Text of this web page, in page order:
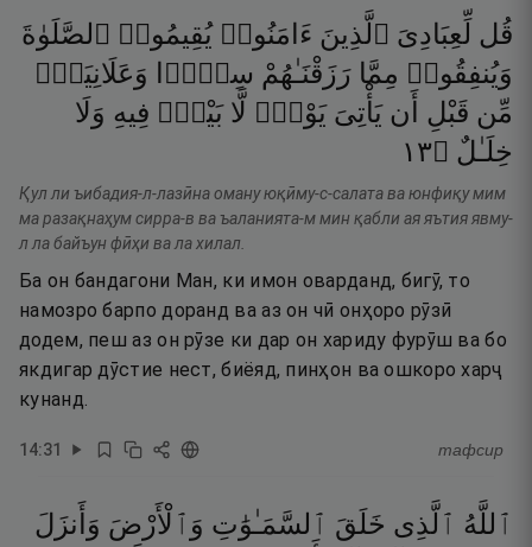
قُل لِّعِبَادِىَ ٱلَّذِينَ ءَامَنُوا۟ يُقِيمُوا۟ ٱلصَّلَوٰةَ
وَيُنفِقُوا۟ مِمَّا رَزَقْنَـٰهُمْ سِرًّۭا
وَعَلَانِيَةًۭ
مِّن قَبْلِ أَن يَأْتِىَ يَوْمٌۭ لَّا بَيْعٌۭ فِيهِ وَلَا
خِلَـٰلٌ ۝٣١
Қул ли ъибадия-л-лазӣна оману юқӣму-с-салата ва юнфиқу мим
ма разақнаҳум сирра-в ва ъаланията-м мин қабли ая яътия явму-
л ла байъун фӣҳи ва ла хилал.
Ба он бандагони Ман, ки имон оварданд, бигӯ, то
намозро барпо доранд ва аз он чӣ онҳоро рӯзӣ
додем, пеш аз он рӯзе ки дар он хариду фурӯш ва бо
якдигар дӯстие нест, биёяд, пинҳон ва ошкоро харҷ
кунанд.
14:31 тафсир
ٱللَّهُ ٱلَّذِى خَلَقَ ٱلسَّمَـٰوَٰتِ وَٱلْأَرْضَ وَأَنزَلَ